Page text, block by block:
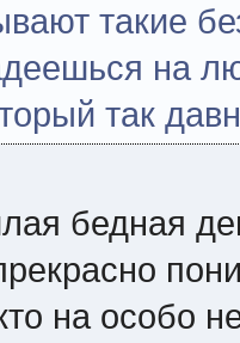
такие
на
так
бедная
на особо